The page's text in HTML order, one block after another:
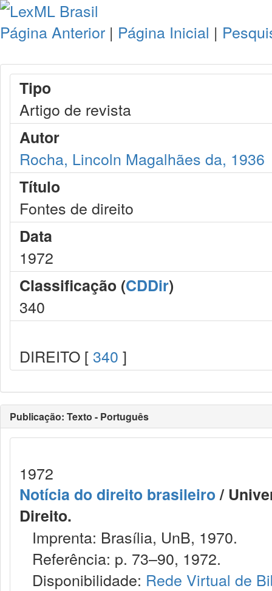
Página Anterior | Página Inicial |
Tipo
Artigo de revista
Autor
Rocha, Lincoln Magalhães da, 1936
Título
Fontes de direito
Data
1972
Classificação (CDDir)
340
DIREITO [ 340 ]
Publicação: Texto - Português
1972
Notícia do direito brasileiro/
Direito.
Imprenta: Brasília, UnB, 1970.
Referência: p. 73–90, 1972.
Disponibilidade: Rede Virtual de